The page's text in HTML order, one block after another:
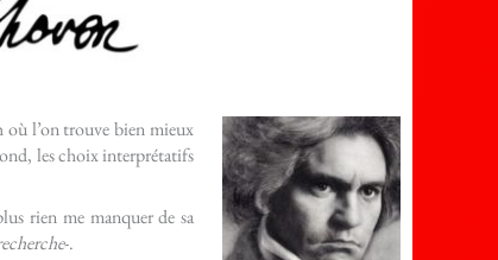
où l’on trouve bien mieux
les choix interprétatifs
rien me manquer de sa
-.